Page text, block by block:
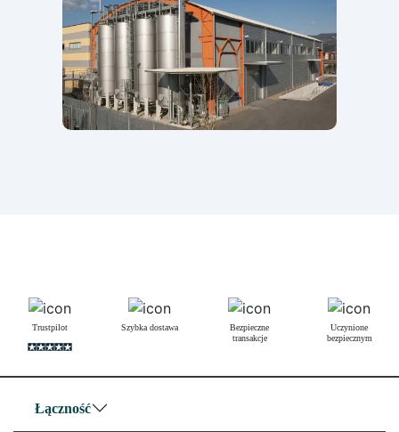
Trustpilot Szybka dostawa
Bezpieczne
transakcje
Uczynione
bezpiecznym
Łączność